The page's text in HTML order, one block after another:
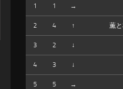
1 1 →
2 4 ↑ 薫
3 2 ↓
4 3 ↓
5 5 →